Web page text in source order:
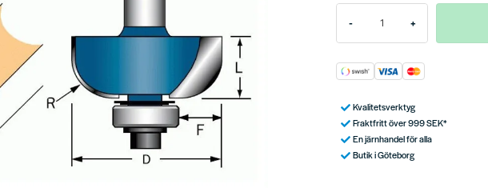
- +
Kvalitetsverktyg
Fraktfritt över 999 SEK*
En järnhandel för alla
Butik i Göteborg